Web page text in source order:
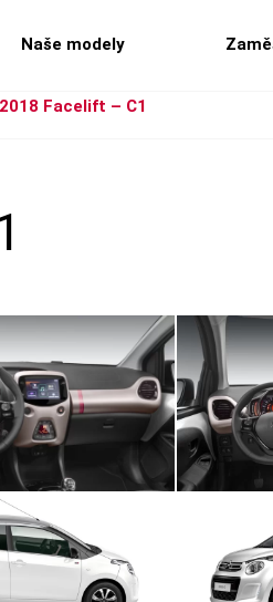
Naše modely
2018 Facelift – C1